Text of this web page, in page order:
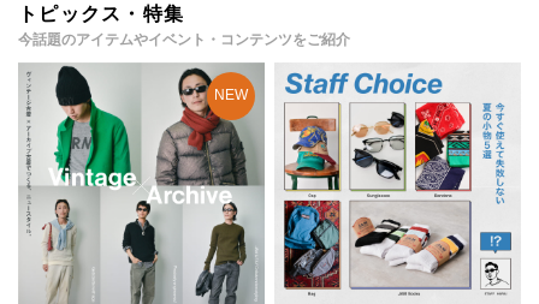
トピックス・特集
今話題のアイテムやイベント・コンテンツをご紹介